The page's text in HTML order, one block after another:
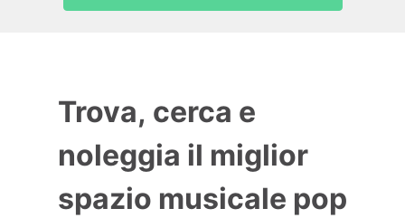
Trova, cerca e
noleggia il miglior
spazio musicale pop